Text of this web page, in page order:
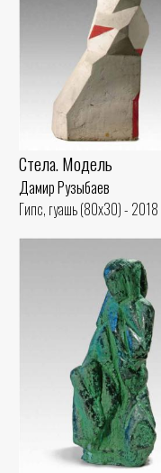
Стела. Модель
Дамир Рузыбаев
Гипс, гуашь (80x30) - 2018